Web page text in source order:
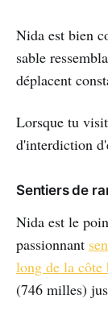
Nida est bien
sable
déplacent
Lorsque tu
d'interdiction
Sentiers de
Nida est le
passionnant
long de la côte
(746 milles)